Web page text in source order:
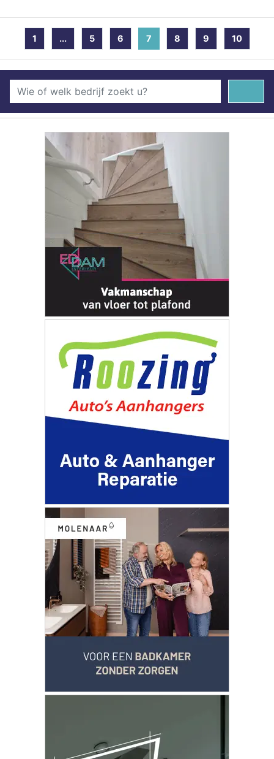
1 ... 5 6 7 (current)
8 9 10